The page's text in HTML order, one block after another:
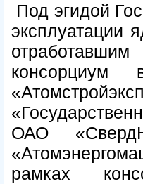
Под эгидой
эксплуатации
ОАО
рамках